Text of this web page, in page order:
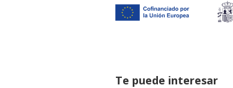
Te puede interesar